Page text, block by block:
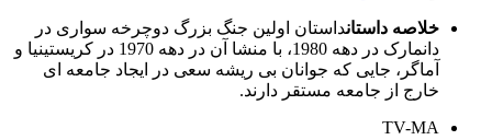
خلاصه داستانداستان اولین جنگ بزرگ دوچرخه سواری در
دانمارک در دهه 1980، با منشا آن در دهه 1970 در کریستینیا و
آماگر، جایی که جوانان بی ریشه سعی در ایجاد جامعه ای
خارج از جامعه مستقر دارند.
TV-MA